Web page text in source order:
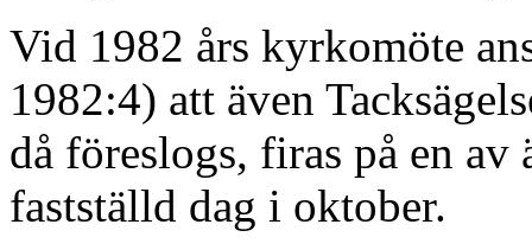
Vid 1982 års kyrkomöte
1982:4) att även
då föreslogs, firas på en
fastställd dag i oktober.